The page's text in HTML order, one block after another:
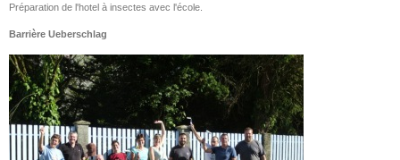
Préparation de l'hotel à insectes avec l'école.
Barrière Ueberschlag